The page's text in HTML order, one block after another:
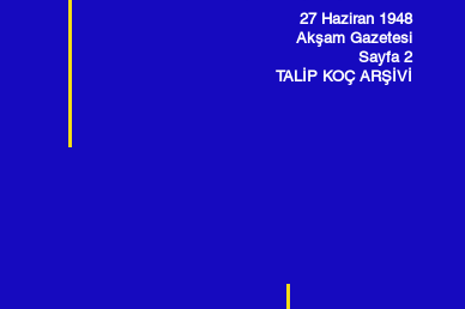
27 Haziran 1948
Akşam Gazetesi
Sayfa 2
TALİP KOÇ ARŞİVİ